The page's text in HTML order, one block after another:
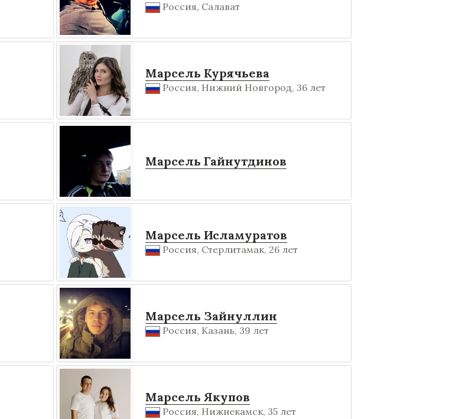
Россия, Салават
Марсель Курячьева
Россия, Нижний Новгород, 36 лет
Марсель Гайнутдинов
Марсель Исламуратов
Россия, Стерлитамак, 26 лет
Марсель Зайнуллин
Россия, Казань, 39 лет
Марсель Якупов
Россия, Нижнекамск, 35 лет